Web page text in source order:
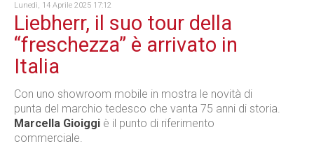
Lunedì, 14 Aprile 2025 17:12
Liebherr, il suo tour della
“freschezza” è arrivato in
Italia
Con uno showroom mobile in mostra le novità di
punta del marchio tedesco che vanta 75 anni di storia.
Marcella Gioiggi è il punto di riferimento
commerciale.